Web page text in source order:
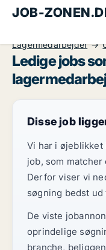
JOB-
Lagermedarbejder
Ledige jobs
Disse job
Vi har i
job, som
Derfor viser vi
søgning bedst
De viste
oprindelige
branche,